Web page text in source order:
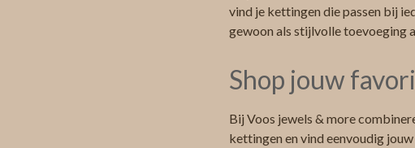
vind je kettingen die passen bij
gewoon als stijlvolle toevoeging
Shop jouw
Bij Voos jewels & more
kettingen en vind eenvoudig